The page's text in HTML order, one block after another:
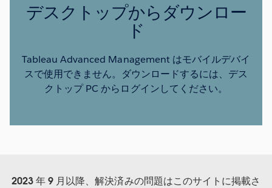
デスクトップからダウンロー
ド
Tableau Advanced Management はモバイルデバイ
スで使用できません。ダウンロードするには、デス
クトップ PC からログインしてください。
2023 年 9 月以降、解決済みの問題はこのサイトに掲載さ